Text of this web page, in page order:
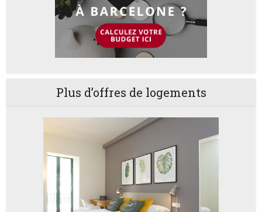
Plus d’offres de logements